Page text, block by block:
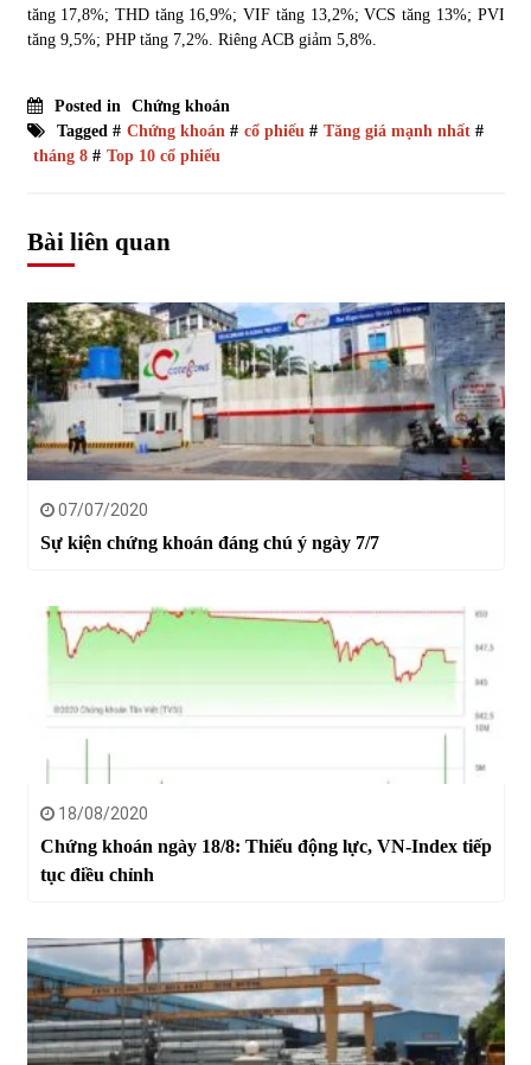
tăng 17,8%; THD tăng 16,9%; VIF tăng 13,2%; VCS tăng 13%; PVI
tăng 9,5%; PHP tăng 7,2%. Riêng ACB giảm 5,8%.
Posted in
Chứng khoán
Tagged # Chứng khoán # cổ phiếu # Tăng giá mạnh nhất#
tháng 8# Top 10 cổ phiếu
Bài liên quan
07/07/2020
Sự kiện chứng khoán đáng chú ý ngày 7/7
18/08/2020
Chứng khoán ngày 18/8: Thiếu động lực, VN-Index tiếp
tục điều chỉnh